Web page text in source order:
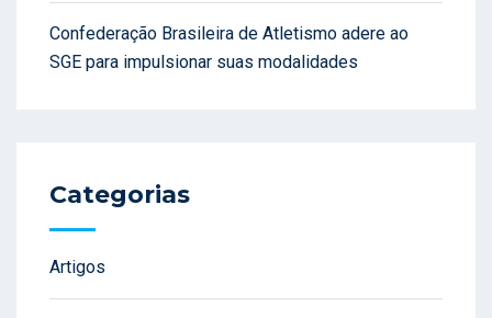
Confederação Brasileira de Atletismo adere ao
SGE para impulsionar suas modalidades
Categorias
Artigos